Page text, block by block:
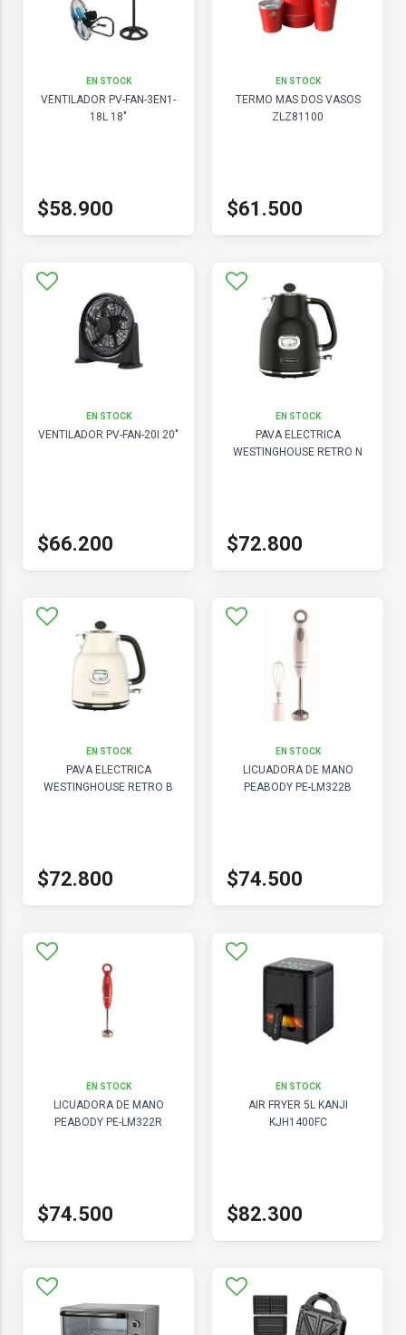
EN STOCK
VENTILADOR PV-FAN-3EN1-
18L 18"
$58.900
EN STOCK
TERMO MAS DOS VASOS
ZLZ81100
$61.500
EN STOCK
VENTILADOR PV-FAN-20I 20"
$66.200
EN STOCK
PAVA ELECTRICA
WESTINGHOUSE RETRO N
$72.800
EN STOCK
PAVA ELECTRICA
WESTINGHOUSE RETRO B
$72.800
EN STOCK
LICUADORA DE MANO
PEABODY PE-LM322B
$74.500
EN STOCK
LICUADORA DE MANO
PEABODY PE-LM322R
$74.500
EN STOCK
AIR FRYER 5L KANJI
KJH1400FC
$82.300